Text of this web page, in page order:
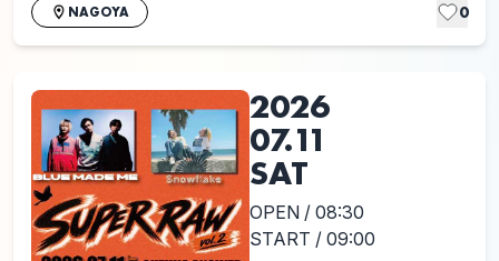
NAGOYA 0
2026
07.11
SAT
OPEN / 08:30
START / 09:00